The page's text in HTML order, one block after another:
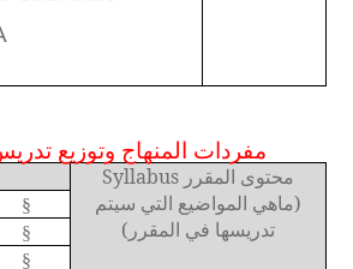
مفردات المنهاج وتوزيع
محتوى المقررSyllabus
(ماهي المواضيع التي سيتم
تدريسها في المقرر)
§
§
§